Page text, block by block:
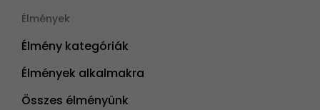
Élmények
Élmény kategóriák
Élmények alkalmakra
Összes élményünk